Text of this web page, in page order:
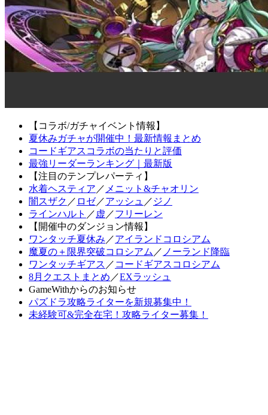
【コラボ/ガチャイベント情報】
夏休みガチャが開催中！最新情報まとめ
コードギアスコラボの当たりと評価
最強リーダーランキング｜最新版
【注目のテンプレパーティ】
水着ヘスティア ／ メニット&チャオリン
闇スザク ／ ロゼ／アッシュ ／ ジノ
ラインハルト ／ 虚 ／フリーレン
【開催中のダンジョン情報】
ワンタッチ夏休み ／アイランドコロシアム
魔夏の＋限界突破コロシアム ／ ノーランド降臨
ワンタッチギアス ／ コードギアスコロシアム
8月クエストまとめ ／EXラッシュ
GameWithからのお知らせ
パズドラ攻略ライターを新規募集中！
未経験可&完全在宅！攻略ライター募集！